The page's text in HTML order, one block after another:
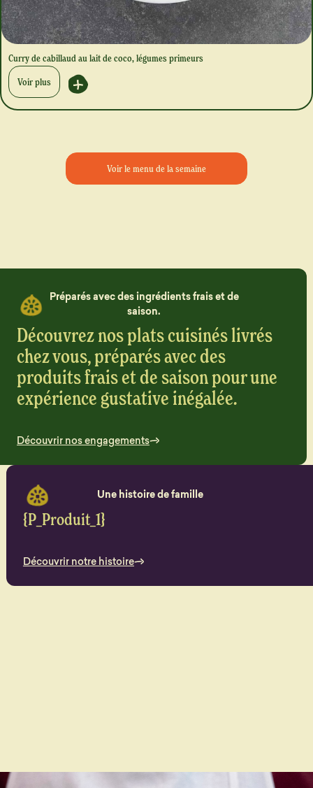
Curry de cabillaud au lait de coco, légumes primeurs
Voir plus
Voir le menu de la semaine
Préparés avec des ingrédients frais et de
saison.
Découvrez nos plats cuisinés livrés
chez vous, préparés avec des
produits frais et de saison pour une
expérience gustative inégalée.
Découvrir nos engagements
Une histoire de famille
{P_Produit_1}
Découvrir notre histoire